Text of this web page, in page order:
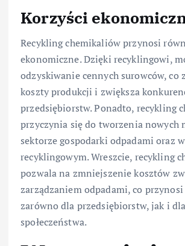
Korzyści
Recykling chemikaliów przynosi
ekonomiczne. Dzięki recyklingowi,
odzyskiwanie cennych surowców, co
koszty produkcji i zwiększa
przedsiębiorstw. Ponadto, recykling
przyczynia się do tworzenia nowych
sektorze gospodarki odpadami oraz
recyklingowym. Wreszcie, recykling
pozwala na zmniejszenie kosztów
zarządzaniem odpadami, co
zarówno dla przedsiębiorstw, jak i dla
społeczeństwa.